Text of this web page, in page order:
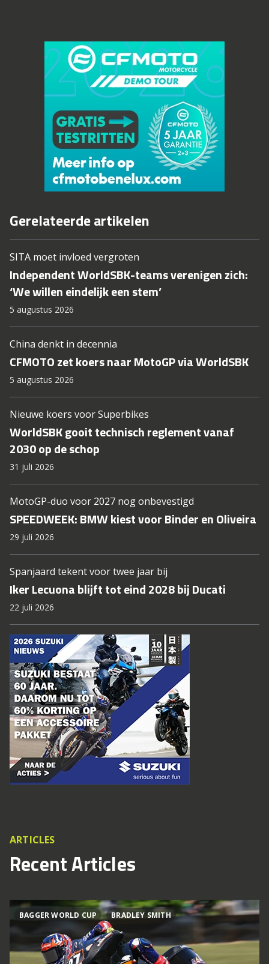
Gerelateerde artikelen
SITA moet invloed vergroten
Independent WorldSBK-teams verenigen zich:
‘We willen eindelijk een stem’
5 augustus 2026
China denkt in decennia
CFMOTO zet koers naar MotoGP via WorldSBK
5 augustus 2026
Nieuwe koers voor Superbikes
WorldSBK gooit technisch reglement vanaf
2030 op de schop
31 juli 2026
MotoGP-duo voor 2027 nog onbevestigd
SPEEDWEEK: BMW kiest voor Binder en Oliveira
29 juli 2026
Spanjaard tekent voor twee jaar bij
Iker Lecuona blijft tot eind 2028 bij Ducati
22 juli 2026
ARTICLES
Recent Articles
BAGGER WORLD CUP BRADLEY SMITH